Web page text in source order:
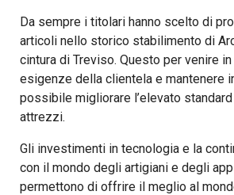
Da sempre i titolari hanno scelto di
articoli nello storico stabilimento di
cintura di Treviso. Questo per venire
esigenze della clientela e mantenere
possibile migliorare l’elevato
attrezzi.
Gli investimenti in tecnologia e la
con il mondo degli artigiani e degli
permettono di offrire il meglio al